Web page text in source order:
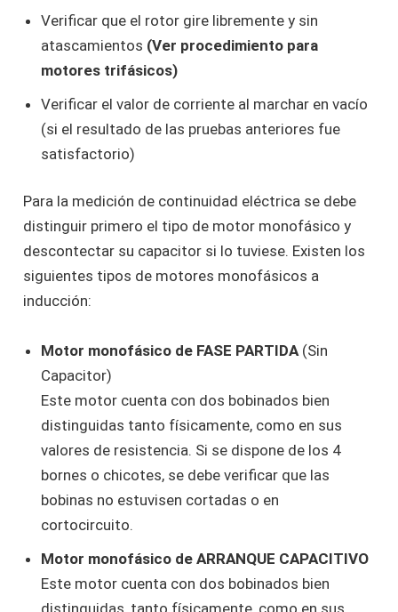
Verificar que el rotor gire libremente y sin
atascamientos (Ver procedimiento para
motores trifásicos)
Verificar el valor de corriente al marchar en vacío
(si el resultado de las pruebas anteriores fue
satisfactorio)
Para la medición de continuidad eléctrica se debe
distinguir primero el tipo de motor monofásico y
descontectar su capacitor si lo tuviese. Existen los
siguientes tipos de motores monofásicos a
inducción:
Motor monofásico de FASE PARTIDA (Sin
Capacitor)
Este motor cuenta con dos bobinados bien
distinguidas tanto físicamente, como en sus
valores de resistencia. Si se dispone de los 4
bornes o chicotes, se debe verificar que las
bobinas no estuvisen cortadas o en
cortocircuito.
Motor monofásico de ARRANQUE CAPACITIVO
Este motor cuenta con dos bobinados bien
distinguidas, tanto físicamente, como en sus